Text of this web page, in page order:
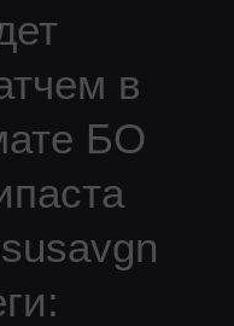
в
БО